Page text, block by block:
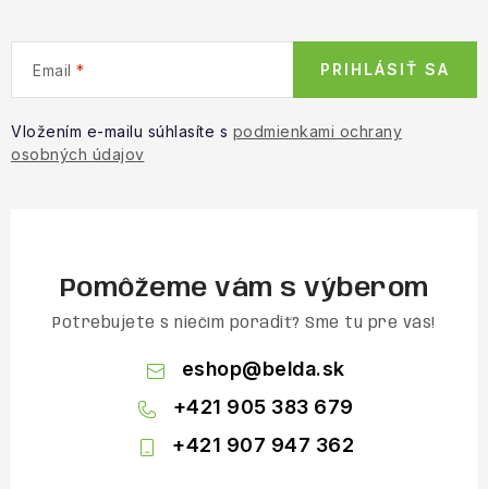
Email
Vložením e-mailu súhlasíte s podmienkami ochrany
osobných údajov
PRIHLÁSIŤ SA
Pomôžeme vám s výberom
Potrebujete s niečím poradiť? Sme tu pre vás!
eshop@belda.sk
+421 905 383 679
+421 907 947 362